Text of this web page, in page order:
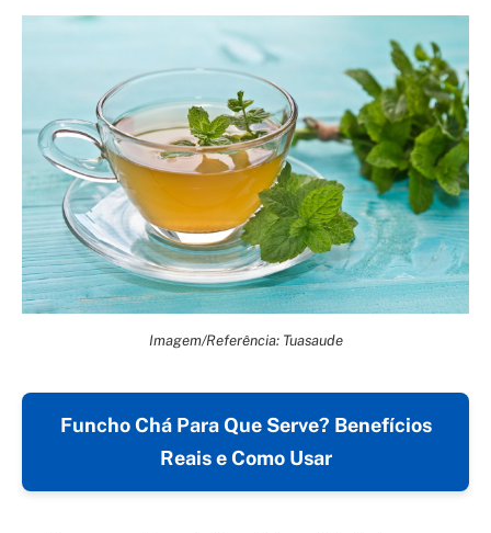
Imagem/Referência: Tuasaude
Funcho Chá Para Que Serve? Benefícios
Reais e Como Usar